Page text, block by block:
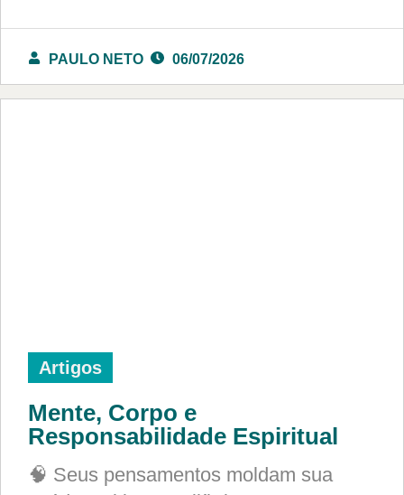
PAULO NETO 06/07/2026
Artigos
Mente, Corpo e
Responsabilidade Espiritual
🧠 Seus pensamentos moldam sua